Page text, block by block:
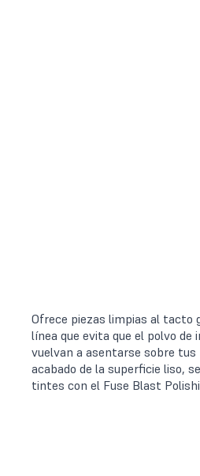
Ofrece piezas limpias al tacto
línea que evita que el polvo de
vuelvan a asentarse sobre tus
acabado de la superficie liso,
tintes con el Fuse Blast